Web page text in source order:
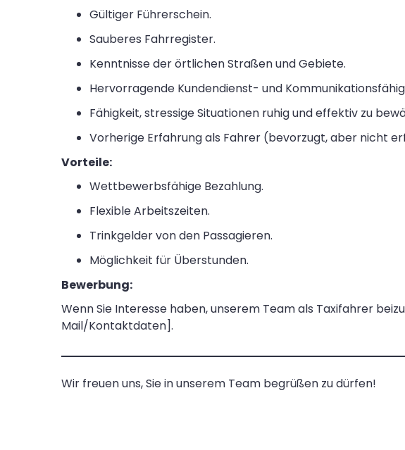
Gültiger Führerschein.
Sauberes Fahrregister.
Kenntnisse der örtlichen Straßen und Gebiete.
Hervorragende Kundendienst- und
Fähigkeit, stressige Situationen ruhig und effektiv zu
Vorherige Erfahrung als Fahrer (bevorzugt, aber nicht
Vorteile:
Wettbewerbsfähige Bezahlung.
Flexible Arbeitszeiten.
Trinkgelder von den Passagieren.
Möglichkeit für Überstunden.
Bewerbung:
Wenn Sie Interesse haben, unserem Team als Taxifahrer
Mail/Kontaktdaten].
Wir freuen uns, Sie in unserem Team begrüßen zu dürfen!